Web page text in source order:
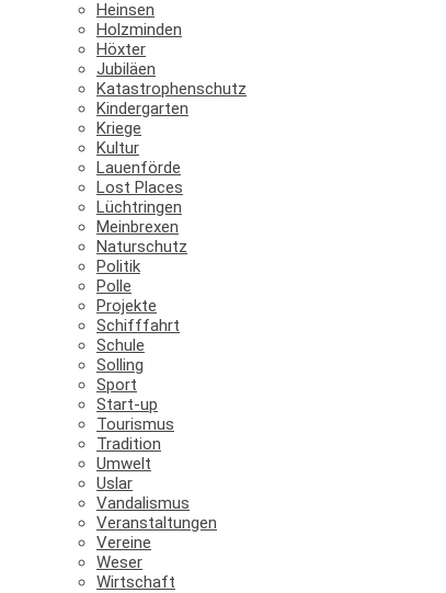
Heinsen
Holzminden
Höxter
Jubiläen
Katastrophenschutz
Kindergarten
Kriege
Kultur
Lauenförde
Lost Places
Lüchtringen
Meinbrexen
Naturschutz
Politik
Polle
Projekte
Schifffahrt
Schule
Solling
Sport
Start-up
Tourismus
Tradition
Umwelt
Uslar
Vandalismus
Veranstaltungen
Vereine
Weser
Wirtschaft